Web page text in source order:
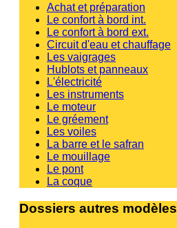
Achat et préparation
Le confort à bord int.
Le confort à bord ext.
Circuit d'eau et chauffage
Les vaigrages
Hublots et panneaux
L'électricité
Les instruments
Le moteur
Le gréement
Les voiles
La barre et le safran
Le mouillage
Le pont
La coque
Dossiers autres modèles